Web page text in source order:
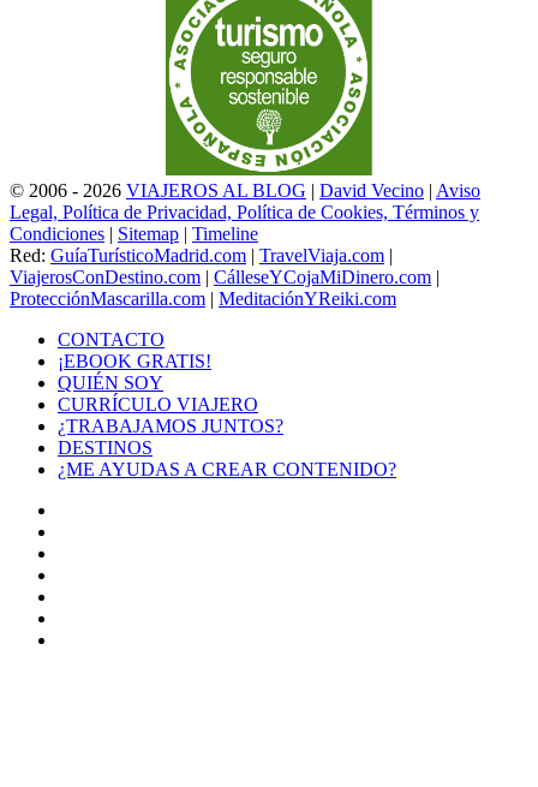
© 2006 - 2026 VIAJEROS AL BLOG | David Vecino | Aviso
Legal, Política de Privacidad, Política de Cookies, Términos y
Condiciones | Sitemap | Timeline
Red: GuíaTurísticoMadrid.com | TravelViaja.com |
ViajerosConDestino.com | CálleseYCojaMiDinero.com |
ProtecciónMascarilla.com | MeditaciónYReiki.com
CONTACTO
¡EBOOK GRATIS!
QUIÉN SOY
CURRÍCULO VIAJERO
¿TRABAJAMOS JUNTOS?
DESTINOS
¿ME AYUDAS A CREAR CONTENIDO?